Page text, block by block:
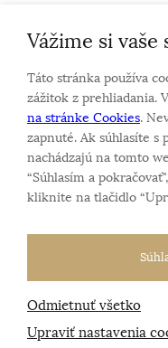
Personalizovaný šperk
Kontakt
Sme rodinná firma a
a šperkov od roku 1994.
Pozrite sa na naše
Všetky práva vyhradené
Tvorba e-shopovod
Vážime si
Táto stránka používa
zážitok z prehliadania.
na stránke Cookies.
zapnuté. Ak súhlasíte s
nachádzajú na tomto
“Súhlasím a
kliknite na tlačidlo
Odmietnuť všetko
Upraviť nastavenia